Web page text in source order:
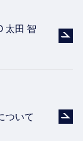
太田 智
ついて